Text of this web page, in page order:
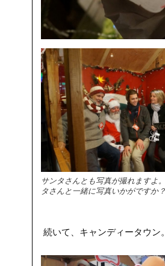
サンタさんとも写真が撮れますよ
タさんと一緒に写真いかがですか？
続いて、キャンディータウン。